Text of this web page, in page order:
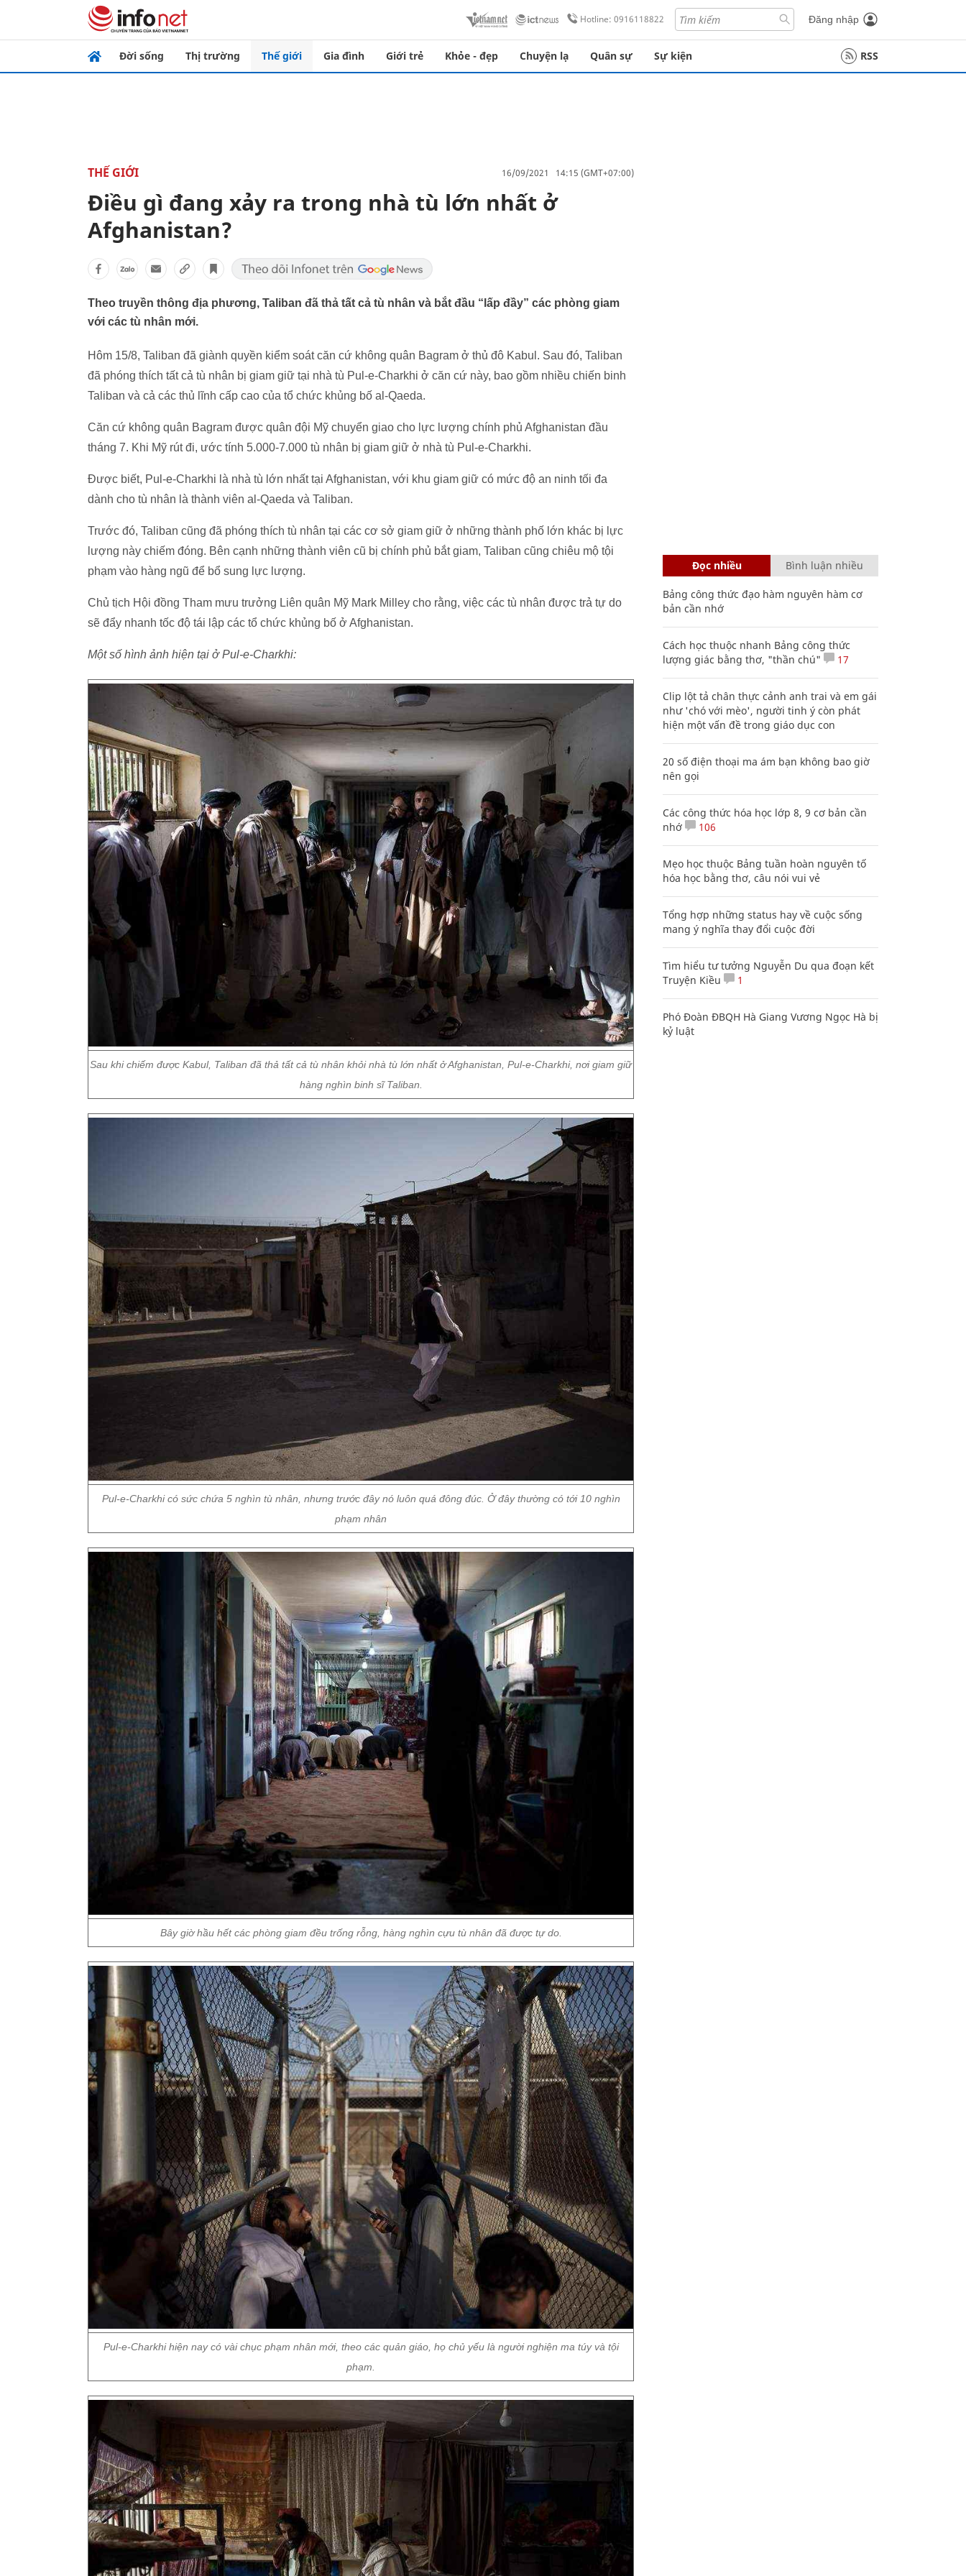
Hotline: 0916118822 Đăng nhập
Đời sống Thị trường Thế giới Gia đình Giới trẻ Khỏe - đẹp Chuyện lạ Quân sự Sự kiện RSS
THẾ GIỚI 16/09/2021 14:15 (GMT+07:00)
Điều gì đang xảy ra trong nhà tù lớn nhất ở
Afghanistan?
Theo truyền thông địa phương, Taliban đã thả tất cả tù nhân và bắt đầu “lấp đầy” các phòng giam
với các tù nhân mới.
Hôm 15/8, Taliban đã giành quyền kiểm soát căn cứ không quân Bagram ở thủ đô Kabul. Sau đó, Taliban
đã phóng thích tất cả tù nhân bị giam giữ tại nhà tù Pul-e-Charkhi ở căn cứ này, bao gồm nhiều chiến binh
Taliban và cả các thủ lĩnh cấp cao của tổ chức khủng bố al-Qaeda.
Căn cứ không quân Bagram được quân đội Mỹ chuyển giao cho lực lượng chính phủ Afghanistan đầu
tháng 7. Khi Mỹ rút đi, ước tính 5.000-7.000 tù nhân bị giam giữ ở nhà tù Pul-e-Charkhi.
Được biết, Pul-e-Charkhi là nhà tù lớn nhất tại Afghanistan, với khu giam giữ có mức độ an ninh tối đa
dành cho tù nhân là thành viên al-Qaeda và Taliban.
Trước đó, Taliban cũng đã phóng thích tù nhân tại các cơ sở giam giữ ở những thành phố lớn khác bị lực
lượng này chiếm đóng. Bên cạnh những thành viên cũ bị chính phủ bắt giam, Taliban cũng chiêu mộ tội
phạm vào hàng ngũ để bổ sung lực lượng.
Chủ tịch Hội đồng Tham mưu trưởng Liên quân Mỹ Mark Milley cho rằng, việc các tù nhân được trả tự do
sẽ đẩy nhanh tốc độ tái lập các tổ chức khủng bố ở Afghanistan.
Một số hình ảnh hiện tại ở Pul-e-Charkhi:
Sau khi chiếm được Kabul, Taliban đã thả tất cả tù nhân khỏi nhà tù lớn nhất ở Afghanistan, Pul-e-Charkhi, nơi giam giữ
hàng nghìn binh sĩ Taliban.
Pul-e-Charkhi có sức chứa 5 nghìn tù nhân, nhưng trước đây nó luôn quá đông đúc. Ở đây thường có tới 10 nghìn
phạm nhân
Bây giờ hầu hết các phòng giam đều trống rỗng, hàng nghìn cựu tù nhân đã được tự do.
Pul-e-Charkhi hiện nay có vài chục phạm nhân mới, theo các quản giáo, họ chủ yếu là người nghiện ma túy và tội
phạm.
Đọc nhiều Bình luận nhiều
Bảng công thức đạo hàm nguyên hàm cơ
bản cần nhớ
Cách học thuộc nhanh Bảng công thức
lượng giác bằng thơ, "thần chú"
17
Clip lột tả chân thực cảnh anh trai và em gái
như 'chó với mèo', người tinh ý còn phát
hiện một vấn đề trong giáo dục con
20 số điện thoại ma ám bạn không bao giờ
nên gọi
Các công thức hóa học lớp 8, 9 cơ bản cần
nhớ
106
Mẹo học thuộc Bảng tuần hoàn nguyên tố
hóa học bằng thơ, câu nói vui vẻ
Tổng hợp những status hay về cuộc sống
mang ý nghĩa thay đổi cuộc đời
Tìm hiểu tư tưởng Nguyễn Du qua đoạn kết
Truyện Kiều
1
Phó Đoàn ĐBQH Hà Giang Vương Ngọc Hà bị
kỷ luật